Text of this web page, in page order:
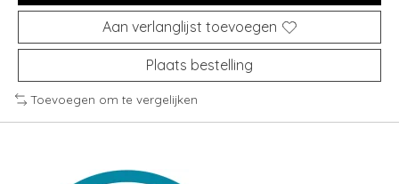
Aan verlanglijst toevoegen
Plaats bestelling
Toevoegen om te vergelijken